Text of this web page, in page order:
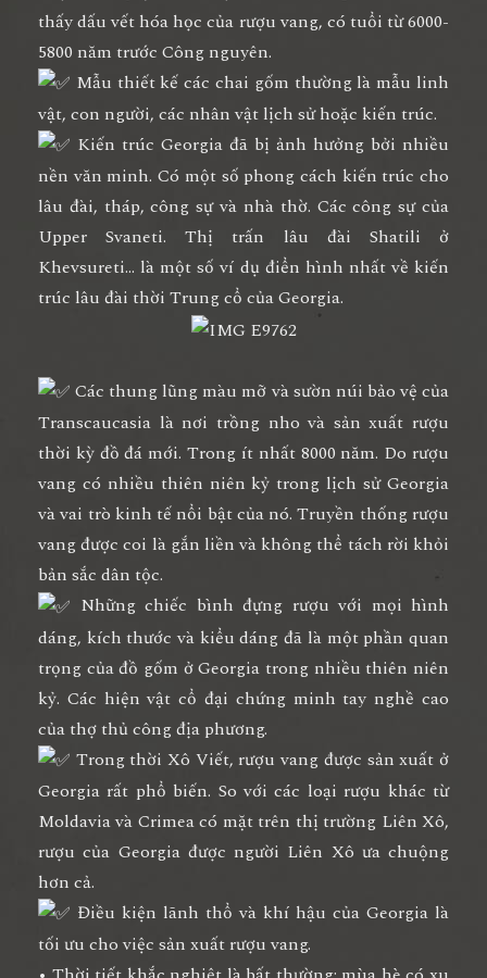
thấy dấu vết hóa học của rượu vang, có tuổi từ 6000-
5800 năm trước Công nguyên.
Mẫu thiết kế các chai gốm thường là mẫu linh
vật, con người, các nhân vật lịch sử hoặc kiến trúc.
Kiến trúc Georgia đã bị ảnh hưởng bởi nhiều
nền văn minh. Có một số phong cách kiến trúc cho
lâu đài, tháp, công sự và nhà thờ. Các công sự của
Upper Svaneti. Thị trấn lâu đài Shatili ở
Khevsureti… là một số ví dụ điển hình nhất về kiến
trúc lâu đài thời Trung cổ của Georgia.
Các thung lũng màu mỡ và sườn núi bảo vệ của
Transcaucasia là nơi trồng nho và sản xuất rượu
thời kỳ đồ đá mới. Trong ít nhất 8000 năm. Do rượu
vang có nhiều thiên niên kỷ trong lịch sử Georgia
và vai trò kinh tế nổi bật của nó. Truyền thống rượu
vang được coi là gắn liền và không thể tách rời khỏi
bản sắc dân tộc.
Những chiếc bình đựng rượu với mọi hình
dáng, kích thước và kiểu dáng đã là một phần quan
trọng của đồ gốm ở Georgia trong nhiều thiên niên
kỷ. Các hiện vật cổ đại chứng minh tay nghề cao
của thợ thủ công địa phương.
Trong thời Xô Viết, rượu vang được sản xuất ở
Georgia rất phổ biến. So với các loại rượu khác từ
Moldavia và Crimea có mặt trên thị trường Liên Xô,
rượu của Georgia được người Liên Xô ưa chuộng
hơn cả.
Điều kiện lãnh thổ và khí hậu của Georgia là
tối ưu cho việc sản xuất rượu vang.